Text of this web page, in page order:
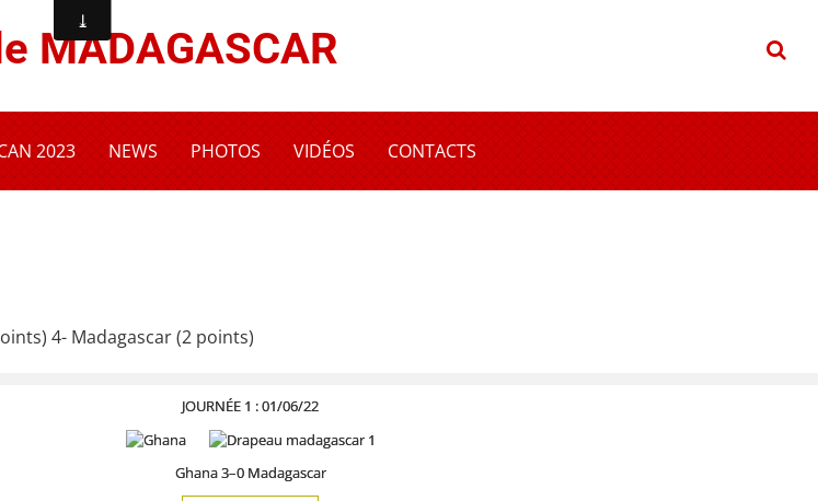
MADAGASCAR
2023 NEWS PHOTOS VIDÉOS CONTACTS
4- Madagascar (2 points)
JOURNÉE 1 : 01/06/22
Ghana 3–0 Madagascar